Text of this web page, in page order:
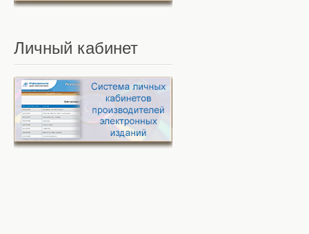
Личный кабинет